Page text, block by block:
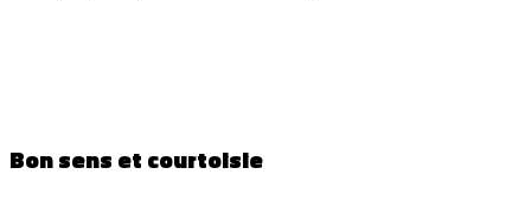
Bon sens et courtoisie